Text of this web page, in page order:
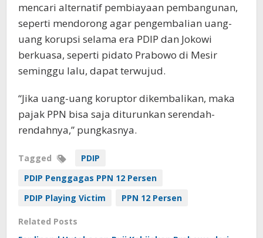
mencari alternatif pembiayaan pembangunan,
seperti mendorong agar pengembalian uang-
uang korupsi selama era PDIP dan Jokowi
berkuasa, seperti pidato Prabowo di Mesir
seminggu lalu, dapat terwujud.
“Jika uang-uang koruptor dikembalikan, maka
pajak PPN bisa saja diturunkan serendah-
rendahnya,” pungkasnya.
Tagged
PDIP
PDIP Penggagas PPN 12 Persen
PDIP Playing Victim
PPN 12 Persen
Related Posts